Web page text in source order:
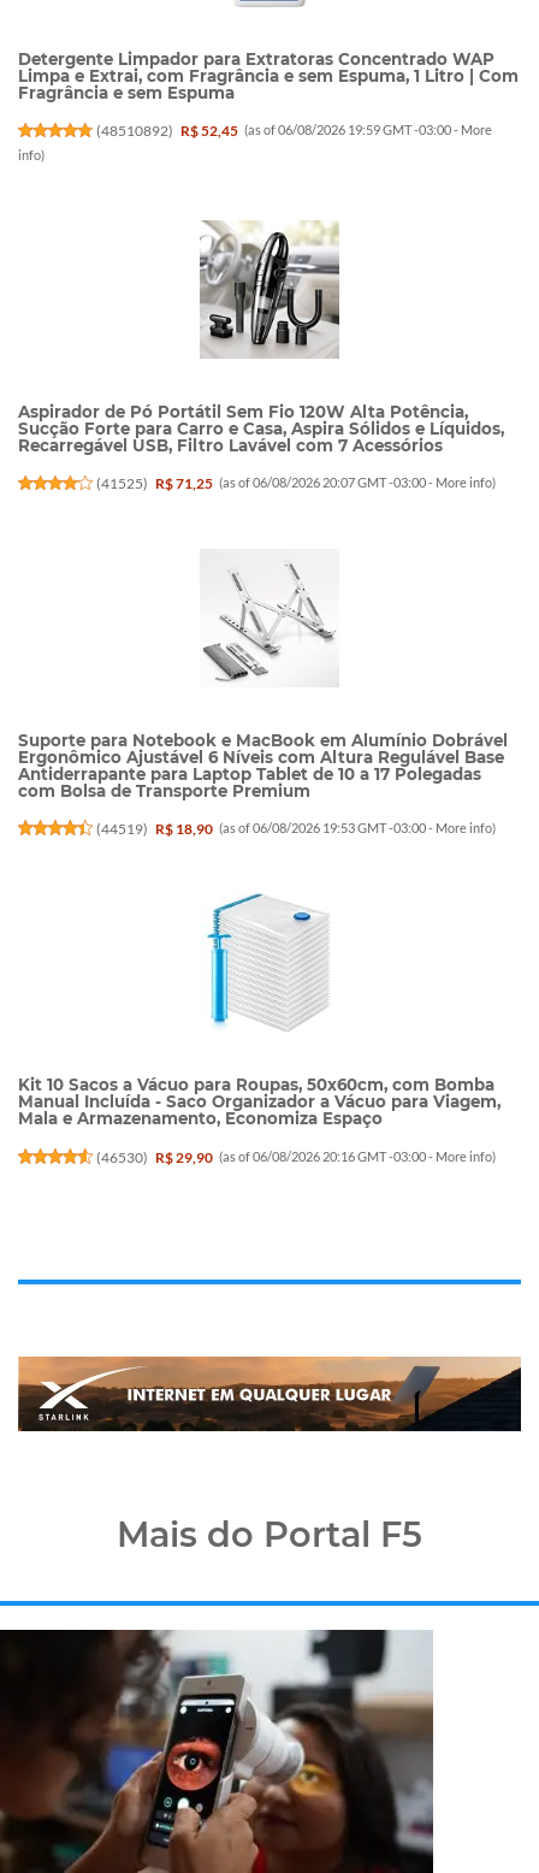
Detergente Limpador para Extratoras Concentrado WAP
Limpa e Extrai, com Fragrância e sem Espuma, 1 Litro | Com
Fragrância e sem Espuma
(48510892) R$ 52,45 (as of 06/08/2026 19:59 GMT -03:00 - More
info)
Aspirador de Pó Portátil Sem Fio 120W Alta Potência,
Sucção Forte para Carro e Casa, Aspira Sólidos e Líquidos,
Recarregável USB, Filtro Lavável com 7 Acessórios
(41525) R$ 71,25 (as of 06/08/2026 20:07 GMT -03:00 - More info)
Suporte para Notebook e MacBook em Alumínio Dobrável
Ergonômico Ajustável 6 Níveis com Altura Regulável Base
Antiderrapante para Laptop Tablet de 10 a 17 Polegadas
com Bolsa de Transporte Premium
(44519) R$ 18,90 (as of 06/08/2026 19:53 GMT -03:00 - More info)
Kit 10 Sacos a Vácuo para Roupas, 50x60cm, com Bomba
Manual Incluída - Saco Organizador a Vácuo para Viagem,
Mala e Armazenamento, Economiza Espaço
(46530) R$ 29,90 (as of 06/08/2026 20:16 GMT -03:00 - More info)
Mais do Portal F5